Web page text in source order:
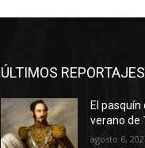
ÚLTIMOS REPORTAJES
El pasquín
verano de
agosto 6,